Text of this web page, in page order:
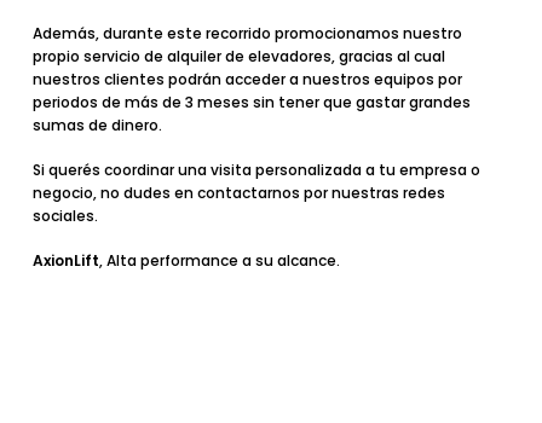
Además, durante este recorrido promocionamos nuestro
propio servicio de alquiler de elevadores, gracias al cual
nuestros clientes podrán acceder a nuestros equipos por
periodos de más de 3 meses sin tener que gastar grandes
sumas de dinero.
Si querés coordinar una visita personalizada a tu empresa o
negocio,no dudes en contactarnos por nuestras redes
sociales.
AxionLift, Alta performance a su alcance.